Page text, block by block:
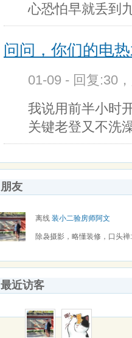
心恐怕早就丢到
问问，你们的电
01-09 - 回复:30
我说用前半小时
关键老登又不洗
朋友
离线 装小二验房师阿文
除袅摄影，略懂装修，口头
最近访客